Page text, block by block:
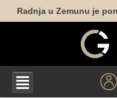
Radnja u Zemunu je